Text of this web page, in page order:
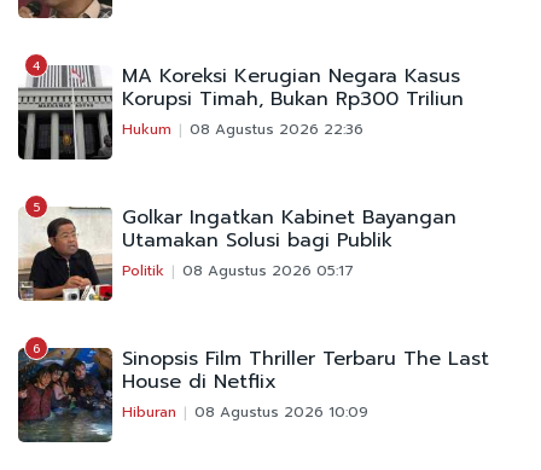
4 MA Koreksi Kerugian Negara Kasus
Korupsi Timah, Bukan Rp300 Triliun
Hukum 08 Agustus 2026 22:36
5 Golkar Ingatkan Kabinet Bayangan
Utamakan Solusi bagi Publik
Politik 08 Agustus 2026 05:17
6 Sinopsis Film Thriller Terbaru The Last
House di Netflix
Hiburan 08 Agustus 2026 10:09